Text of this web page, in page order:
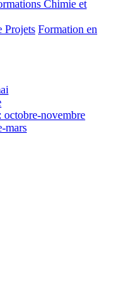
Chimie et
Projets Formation en
octobre-novembre
mars